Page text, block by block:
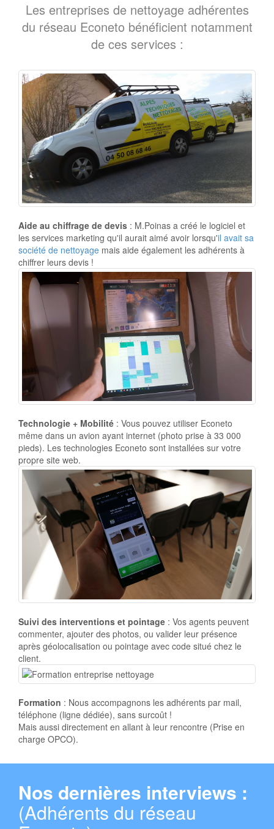
Les entreprises de nettoyage adhérentes
du réseau Econeto bénéficient notamment
de ces services :
Aide au chiffrage de devis : M.Poinas a créé le logiciel et
les services marketing qu'il aurait aimé avoir lorsqu'il avait sa
société de nettoyage mais aide également les adhérents à
chiffrer leurs devis !
Technologie + Mobilité : Vous pouvez utiliser Econeto
même dans un avion ayant internet (photo prise à 33 000
pieds). Les technologies Econeto sont installées sur votre
propre site web.
Suivi des interventions et pointage : Vos agents peuvent
commenter, ajouter des photos, ou valider leur présence
après géolocalisation ou pointage avec code situé chez le
client.
Formation : Nous accompagnons les adhérents par mail,
téléphone (ligne dédiée), sans surcoût !
Mais aussi directement en allant à leur rencontre (Prise en
charge OPCO).
Nos dernières interviews :
(Adhérents du réseau